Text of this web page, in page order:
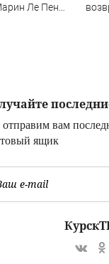
Ле Пен
вам
ящик